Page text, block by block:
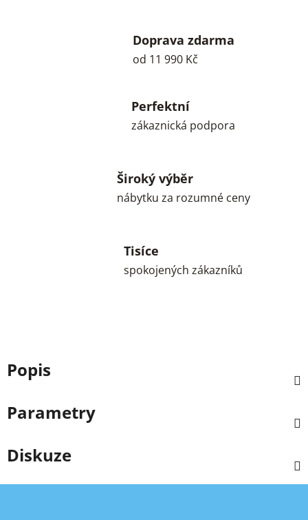
Doprava zdarma
od 11 990 Kč
Perfektní
zákaznická podpora
Široký výběr
nábytku za rozumné ceny
Tisíce
spokojených zákazníků
Popis
Parametry
Diskuze
Z